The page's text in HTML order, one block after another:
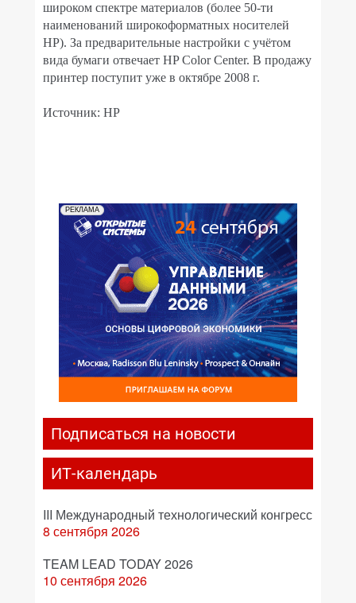
широком спектре материалов (более 50-ти
наименований широкоформатных носителей
HP). За предварительные настройки с учётом
вида бумаги отвечает HP Color Center. В продажу
принтер поступит уже в октябре 2008 г.
Источник: HP
РЕКЛАМА
Подписаться на новости
ИТ-календарь
III Международный технологический конгресс
8 сентября 2026
TEAM LEAD TODAY 2026
10 сентября 2026